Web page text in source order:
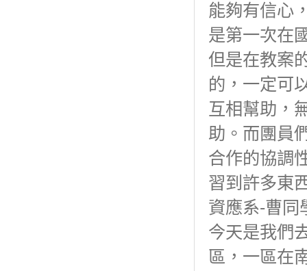
能夠有信心
是第一次在
但是在教案
的，一定可
互相幫助，
助。而團員
合作的協調
習到許多東
資應系-曹同
今天是我們
區，一區在